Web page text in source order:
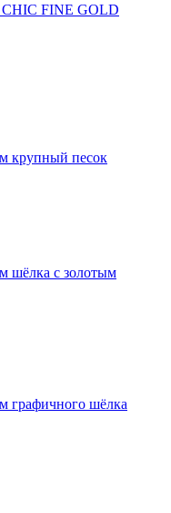
CHIC FINE GOLD
крупный песок
шёлка с золотым
графичного шёлка